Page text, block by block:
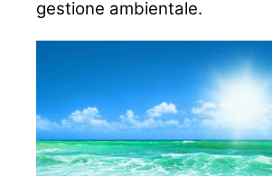
gestione ambientale.